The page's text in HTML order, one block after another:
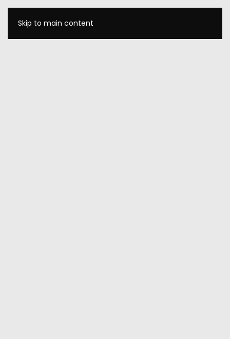
Skip to main content